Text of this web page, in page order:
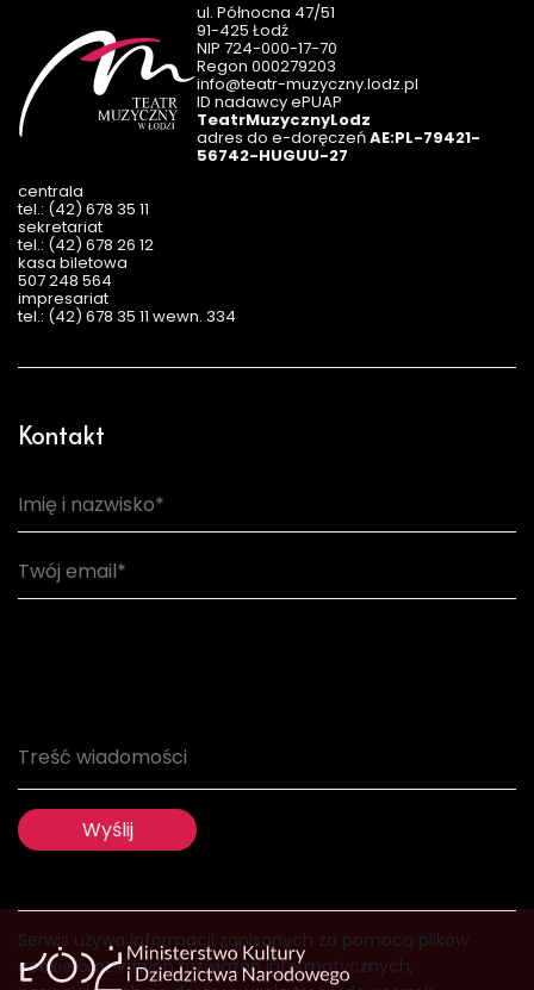
ul. Północna 47/51
91-425 Łodź
NIP 724-000-17-70
Regon 000279203
info@teatr-muzyczny.lodz.pl
ID nadawcy ePUAP
TeatrMuzycznyLodz
adres do e-doręczeńAE:PL-79421-
56742-HUGUU-27
centrala
tel.: (42) 678 35 11
sekretariat
tel.: (42) 678 26 12
kasa biletowa
507 248 564
impresariat
tel.: (42) 678 35 11 wewn. 334
Kontakt
Serwis używa informacji zapisanych za pomocą plików
cookie oraz innych rozwiązań informatycznych,